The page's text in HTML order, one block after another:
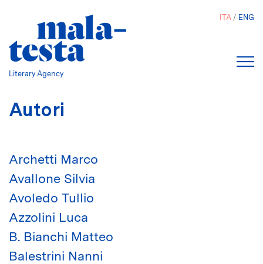
Literary Agency
ITA ENG
Autori
Archetti Marco
Avallone Silvia
Avoledo Tullio
Azzolini Luca
B. Bianchi Matteo
Balestrini Nanni